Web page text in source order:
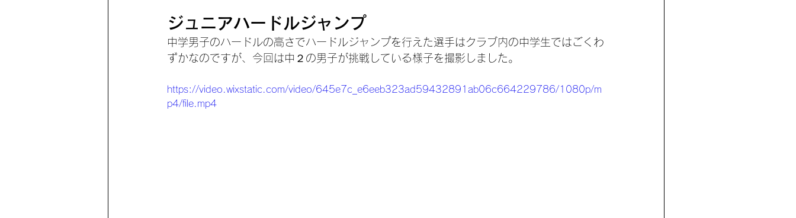
ジュニアハードルジャンプ
中学男子のハードルの高さでハードルジャンプを行えた選手はクラブ内の中学生ではごくわ
ずかなのですが、今回は中２の男子が挑戦している様子を撮影しました。
https://video.wixstatic.com/video/645e7c_e6eeb323ad59432891ab06c664229786/1080p/m
p4/file.mp4